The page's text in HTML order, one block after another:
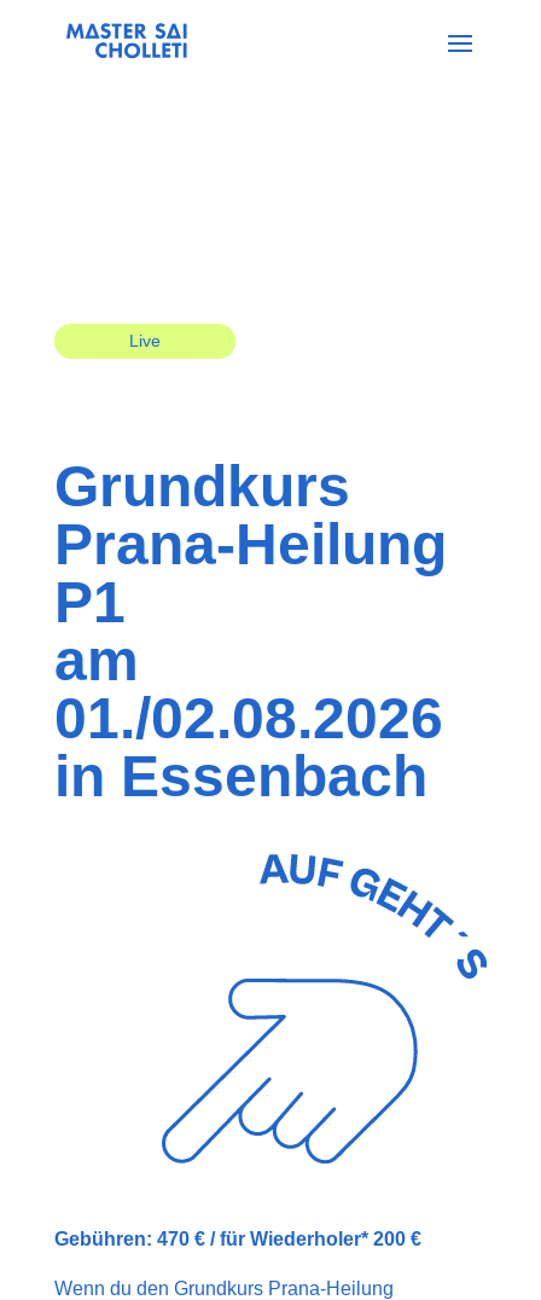
Live
Grundkurs
Prana-Heilung
P1
am
01./02.08.2026
in Essenbach
Gebühren: 470 € / für Wiederholer* 200 €
Wenn du den Grundkurs Prana-Heilung